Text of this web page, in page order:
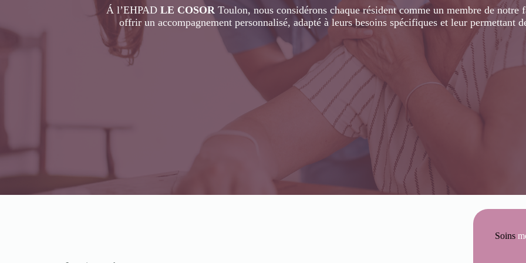
Á l’EHPAD LE COSOR Toulon, nous considérons chaque résident comme un membre de
offrir un accompagnement personnalisé, adapté à leurs besoins spécifiques et leur permettant
Soins